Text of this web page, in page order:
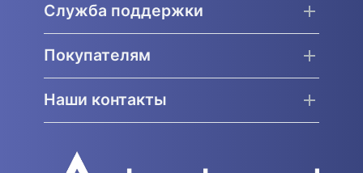
Служба поддержки
Покупателям
Наши контакты